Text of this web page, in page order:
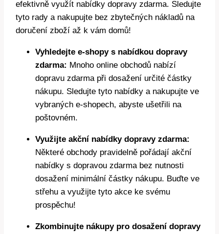
efektivně využít nabídky dopravy zdarma. Sledujte
tyto rady a nakupujte bez zbytečných nákladů na
doručení zboží až k vám domů!
Vyhledejte e-shopy s nabídkou dopravy
zdarma: Mnoho online obchodů nabízí
dopravu zdarma při dosažení určité částky
nákupu. Sledujte tyto nabídky a nakupujte ve
vybraných e-shopech, abyste ušetřili na
poštovném.
Využijte akční nabídky dopravy zdarma:
Některé obchody pravidelně pořádají akční
nabídky s dopravou zdarma bez nutnosti
dosažení minimální částky nákupu. Buďte ve
střehu a využijte tyto akce ke svému
prospěchu!
Zkombinujte nákupy pro dosažení dopravy